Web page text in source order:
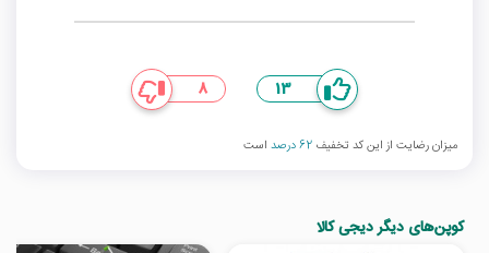
13
8
میزان رضایت از این کد تخفیف 62 درصد است
کوپن‌های دیگر دیجی کالا